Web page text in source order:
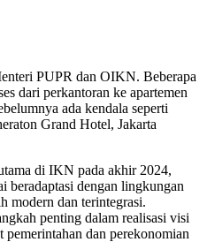
PUPR dan OIKN. Beberapa
dari perkantoran ke apartemen
ada kendala seperti
Grand Hotel, Jakarta
di IKN pada akhir 2024,
beradaptasi dengan lingkungan
modern dan terintegrasi.
penting dalam realisasi visi
dan perekonomian